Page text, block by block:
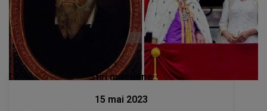
Stiri mondene
15 mai 2023